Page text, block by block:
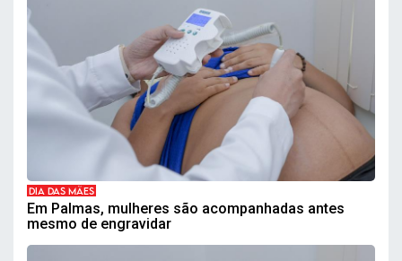
DIA DAS MÃES
Em Palmas, mulheres são acompanhadas antes
mesmo de engravidar